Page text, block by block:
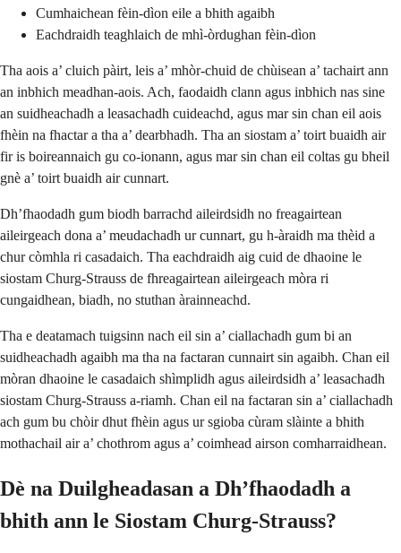
Cumhaichean fèin-dìon eile a bhith agaibh
Eachdraidh teaghlaich de mhì-òrdughan fèin-dìon
Tha aois a’ cluich pàirt, leis a’ mhòr-chuid de chùisean a’ tachairt ann
an inbhich meadhan-aois. Ach, faodaidh clann agus inbhich nas sine
an suidheachadh a leasachadh cuideachd, agus mar sin chan eil aois
fhèin na fhactar a tha a’ dearbhadh. Tha an siostam a’ toirt buaidh air
fir is boireannaich gu co-ionann, agus mar sin chan eil coltas gu bheil
gnè a’ toirt buaidh air cunnart.
Dh’fhaodadh gum biodh barrachd aileirdsidh no freagairtean
aileirgeach dona a’ meudachadh ur cunnart, gu h-àraidh ma thèid a
chur còmhla ri casadaich. Tha eachdraidh aig cuid de dhaoine le
siostam Churg-Strauss de fhreagairtean aileirgeach mòra ri
cungaidhean, biadh, no stuthan àrainneachd.
Tha e deatamach tuigsinn nach eil sin a’ ciallachadh gum bi an
suidheachadh agaibh ma tha na factaran cunnairt sin agaibh. Chan eil
mòran dhaoine le casadaich shìmplidh agus aileirdsidh a’ leasachadh
siostam Churg-Strauss a-riamh. Chan eil na factaran sin a’ ciallachadh
ach gum bu chòir dhut fhèin agus ur sgioba cùram slàinte a bhith
mothachail air a’ chothrom agus a’ coimhead airson comharraidhean.
Dè na Duilgheadasan a Dh’fhaodadh a
bhith ann le Siostam Churg-Strauss?